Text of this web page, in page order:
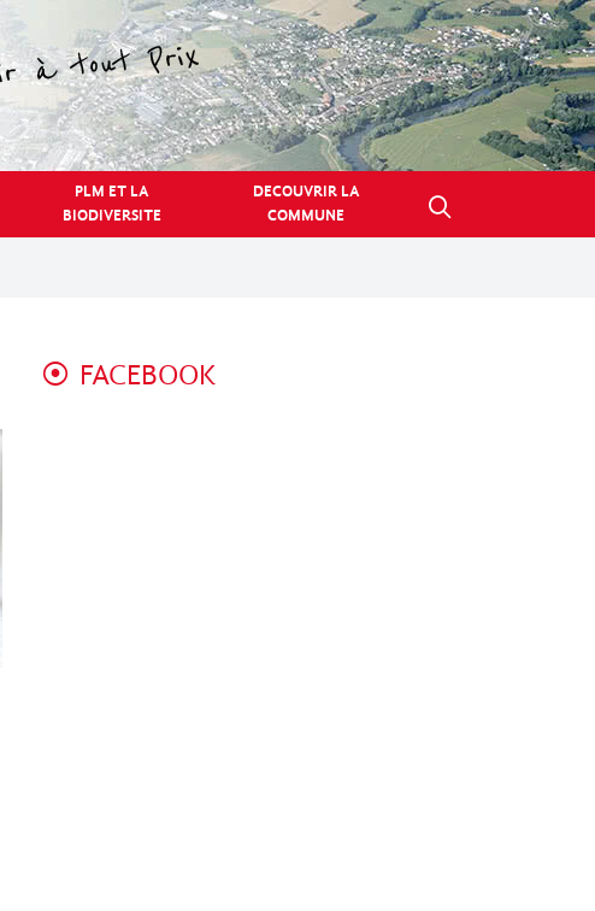
PLM ET LA
BIODIVERSITE
DECOUVRIR LA
COMMUNE
FACEBOOK